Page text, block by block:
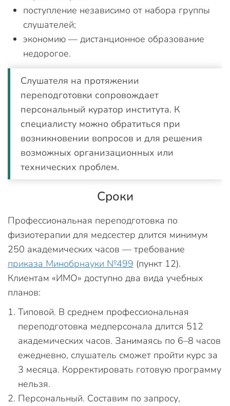
поступление независимо от набора группы
слушателей;
экономию — дистанционное образование
недорогое.
Слушателя на протяжении
переподготовки сопровождает
персональный куратор института. К
специалисту можно обратиться при
возникновении вопросов и для решения
возможных организационных или
технических проблем.
Сроки
Профессиональная переподготовка по
физиотерапии для медсестер длится минимум
250 академических часов — требование
приказа Минобрнауки №499 (пункт 12).
Клиентам «ИМО» доступно два вида учебных
планов:
Типовой. В среднем профессиональная
переподготовка медперсонала длится 512
академических часов. Занимаясь по 6–8 часов
ежедневно, слушатель сможет пройти курс за
3 месяца. Корректировать готовую программу
нельзя.
Персональный. Составим по запросу,